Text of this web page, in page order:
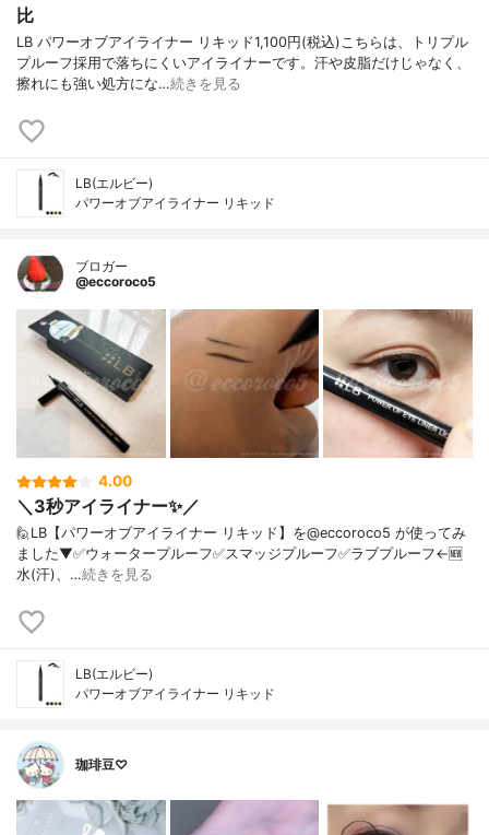
比
LB パワーオブアイライナー リキッド1,100円(税込)こちらは、トリプル
プルーフ採用で落ちにくいアイライナーです。汗や皮脂だけじゃなく、
擦れにも強い処方にな…続きを見る
LB(エルビー)
パワーオブアイライナー リキッド
ブロガー
@eccoroco5
4.00
＼3秒アイライナー✨／ ⁡ ⁡
🙋LB【パワーオブアイライナー リキッド】を@eccoroco5 が使ってみ
ました⁡⁡⁡▼⁡✅ウォータープルーフ✅スマッジプルーフ✅ラブプルーフ←🆕⁡
水(汗)、…続きを見る
LB(エルビー)
パワーオブアイライナー リキッド
珈琲豆♡